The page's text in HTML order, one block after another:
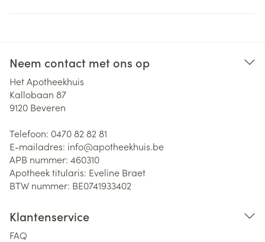
Neem contact met ons op
Het Apotheekhuis
Kallobaan 87
9120 Beveren
Telefoon: 0470 82 82 81
E-mailadres: info@apotheekhuis.be
APB nummer: 460310
Apotheek titularis: Eveline Braet
BTW nummer: BE0741933402
Klantenservice
FAQ